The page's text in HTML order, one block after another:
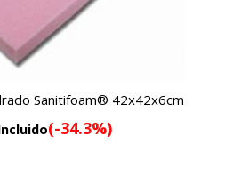
Sanitifoam® 42x42x6cm
(-34.3%)